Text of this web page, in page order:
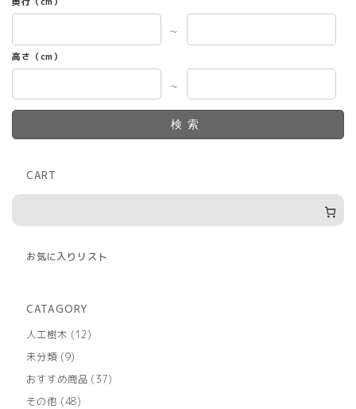
～
高さ（cm）
～
検索
CART
お気に入りリスト
CATAGORY
人工樹木
1212
商
未分類 99
の
商
おすすめ商品 3737
その他 4848